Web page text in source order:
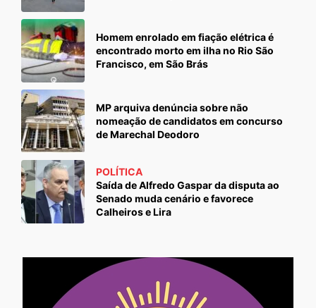
Homem enrolado em fiação elétrica é
encontrado morto em ilha no Rio São
Francisco, em São Brás
MP arquiva denúncia sobre não
nomeação de candidatos em concurso
de Marechal Deodoro
POLÍTICA
Saída de Alfredo Gaspar da disputa ao
Senado muda cenário e favorece
Calheiros e Lira